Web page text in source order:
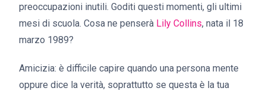
preoccupazioni inutili. Goditi questi momenti, gli ultimi
mesi di scuola. Cosa ne penserà Lily Collins, nata il 18
marzo 1989?
Amicizia: è difficile capire quando una persona mente
oppure dice la verità, soprattutto se questa è la tua